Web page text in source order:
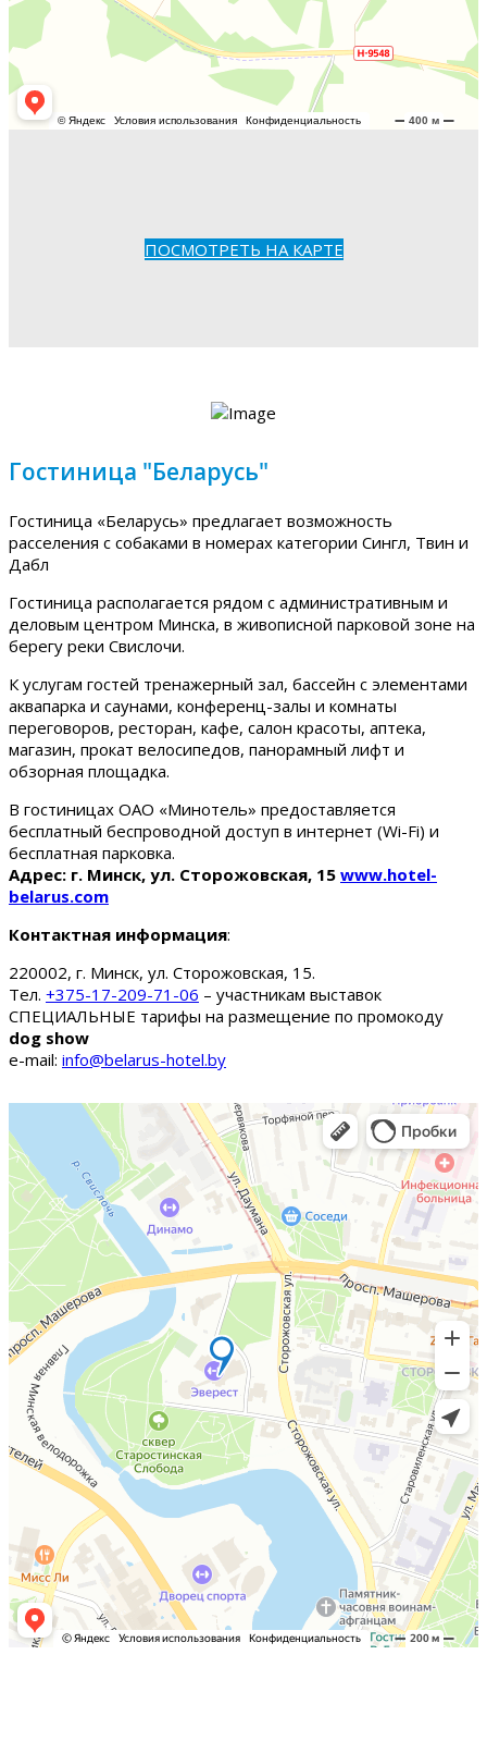
ПОСМОТРЕТЬ НА КАРТЕ
Гостиница "Беларусь"
Гостиница «Беларусь» предлагает возможность
расселения с собаками в номерах категории Сингл, Твин и
Дабл
Гостиница располагается рядом с административным и
деловым центром Минска, в живописной парковой зоне на
берегу реки Свислочи.
К услугам гостей тренажерный зал, бассейн с элементами
аквапарка и саунами, конференц-залы и комнаты
переговоров, ресторан, кафе, салон красоты, аптека,
магазин, прокат велосипедов, панорамный лифт и
обзорная площадка.
В гостиницах ОАО «Минотель» предоставляется
бесплатный беспроводной доступ в интернет (Wi-Fi) и
бесплатная парковка.
Адрес: г. Минск, ул. Сторожовская, 15 www.hotel-
belarus.com
Контактная информация:
220002, г. Минск, ул. Сторожовская, 15.
Тел. +375-17-209-71-06 – участникам выставок
СПЕЦИАЛЬНЫЕ тарифы на размещение по промокоду
dog show
e-mail: info@belarus-hotel.by